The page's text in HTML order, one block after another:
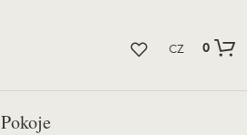
CZ
0
Pokoje